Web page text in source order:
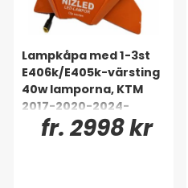
Lampkåpa med 1-3st
E406k/E405k-värsting
40w lamporna, KTM
2017-2020-2024-
fr. 2998 kr